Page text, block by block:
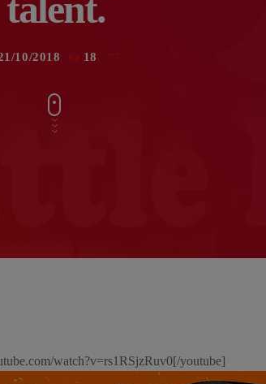
talent.
10/2018 18
watch?v=rs1RSjzRuv0[/youtube]